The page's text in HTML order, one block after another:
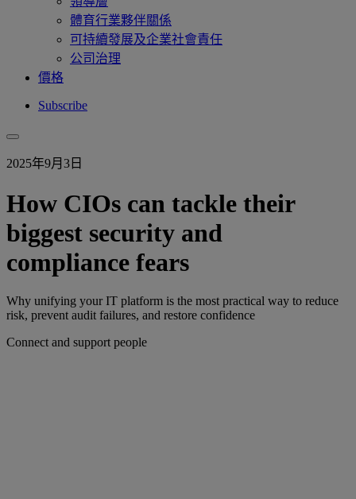
體育行業夥伴關係
可持續發展及企業社會責任
公司治理
價格
Subscribe
2025年9月3日
How CIOs can tackle their
biggest security and
compliance fears
Why unifying your IT platform is the most practical way to reduce
risk, prevent audit failures, and restore confidence
Connect and support people